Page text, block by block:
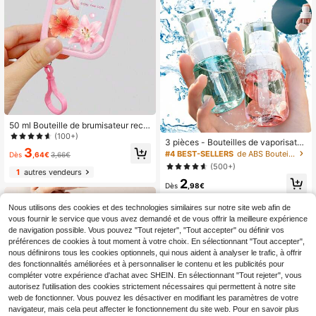
50 ml Bouteille de brumisateur rech
argeable imprimée avec fleurs et tor
sion et manchon en silicone anti-go
les voyages, hydratant
(100+)
Dès 3 ,64€ 3,66€
1autres vendeurs
3 pièces - Bouteilles de vaporisate
ur à brouillard ultra fin, petits vapori
sateurs d'alcool, 3 options de capa
cité (30ml/60ml/100ml), taille uniqu
e, vaporisateurs à brouillard fin réuti
lisables pour le nettoyage, la pulvéri
la peau, beige sans parfum, nourriss
ant - plusieurs couleurs disponibles
- accessoires de voyage
#4 BEST-SELLERS
de ABS Bouteilles de pulvérisation
(500+)
Dès 2,98€
10 autres vendeurs
Nous utilisons des cookies et des technologies similaires sur notre site web afin de
vous fournir le service que vous avez demandé et de vous offrir la meilleure expérience
de navigation possible. Vous pouvez "Tout rejeter", "Tout accepter" ou définir vos
préférences de cookies à tout moment à votre choix. En sélectionnant "Tout accepter",
nous définirons tous les cookies optionnels, qui nous aident à analyser le trafic, à offrir
des fonctionnalités améliorées et à personnaliser le contenu et les publicités pour
compléter votre expérience d'achat avec SHEIN. En sélectionnant "Tout rejeter", vous
autorisez l'utilisation des cookies strictement nécessaires qui permettent à notre site
web de fonctionner. Vous pouvez les désactiver en modifiant les paramètres de votre
navigateur, mais cela peut affecter le fonctionnement du site web. Pour en savoir plus